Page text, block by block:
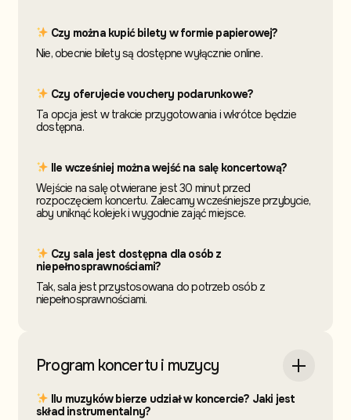
Czy można kupić bilety w formie papierowej?
Nie, obecnie bilety są dostępne wyłącznie online.
Czy oferujecie vouchery podarunkowe?
Ta opcja jest w trakcie przygotowania i wkrótce będzie
dostępna.
Ile wcześniej można wejść na salę koncertową?
Wejście na salę otwierane jest 30 minut przed
rozpoczęciem koncertu. Zalecamy wcześniejsze przybycie,
aby uniknąć kolejek i wygodnie zająć miejsce.
Czy sala jest dostępna dla osób z
niepełnosprawnościami?
Tak, sala jest przystosowana do potrzeb osób z
niepełnosprawnościami.
Program koncertu i muzycy
Ilu muzyków bierze udział w koncercie? Jaki jest
skład instrumentalny?